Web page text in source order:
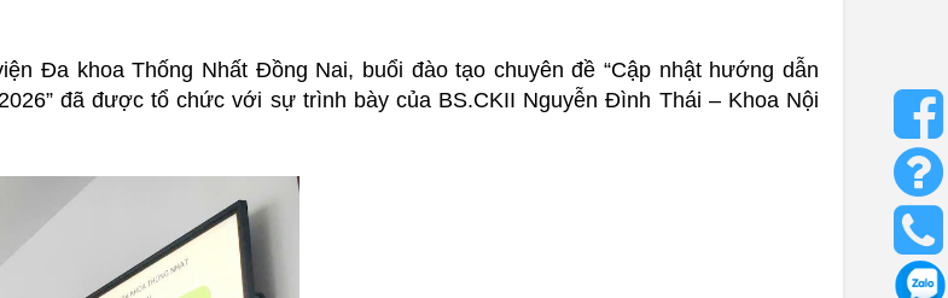
Đa khoa Thống Nhất Đồng Nai, buổi đào tạo chuyên đề “Cập nhật hướng dẫn
đã được tổ chức với sự trình bày của BS.CKII Nguyễn Đình Thái – Khoa Nội